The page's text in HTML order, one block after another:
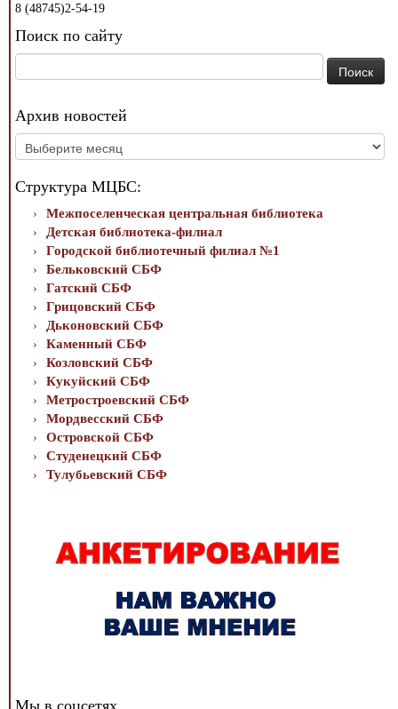
8 (48745)2-54-19
Поиск по сайту
Архив новостей
Архив
новостей
Структура МЦБС:
Межпоселенческая центральная библиотека
Детская библиотека-филиал
Городской библиотечный филиал №1
Бельковский СБФ
Гатский СБФ
Грицовский СБФ
Дьконовский СБФ
Каменный СБФ
Козловский СБФ
Кукуйский СБФ
Метростроевский СБФ
Мордвесский СБФ
Островской СБФ
Студенецкий СБФ
Тулубьевский СБФ
Мы в соцсетях